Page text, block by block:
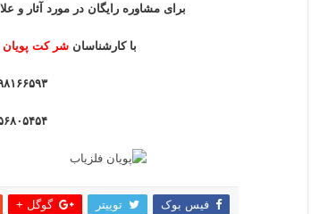
برای مشاوره رایگان در مورد آثار و
با کارشناسانشر کت پویان
فیس بوک توییتر گوگل +